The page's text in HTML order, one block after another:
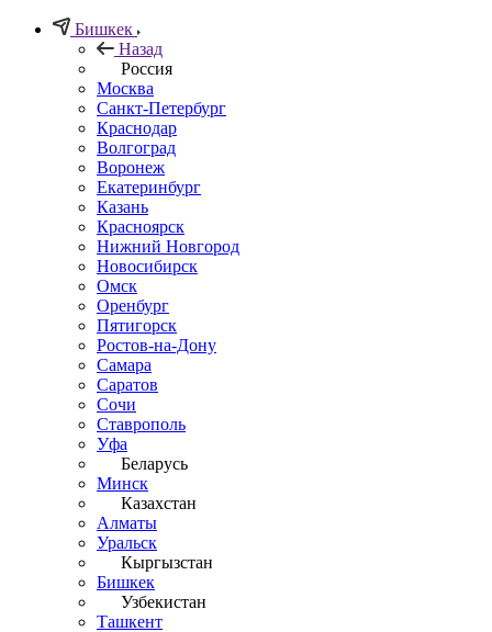
Бишкек
Назад
Россия
Москва
Санкт-Петербург
Краснодар
Волгоград
Воронеж
Екатеринбург
Казань
Красноярск
Нижний Новгород
Новосибирск
Омск
Оренбург
Пятигорск
Ростов-на-Дону
Самара
Саратов
Сочи
Ставрополь
Уфа
Беларусь
Минск
Казахстан
Алматы
Уральск
Кыргызстан
Бишкек
Узбекистан
Ташкент